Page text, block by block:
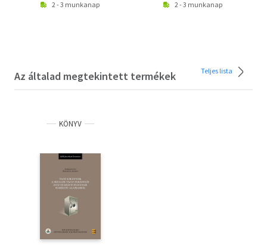
2 - 3 munkanap 2 - 3 munkanap
Az általad megtekintett termékek Teljes lista
KÖNYV